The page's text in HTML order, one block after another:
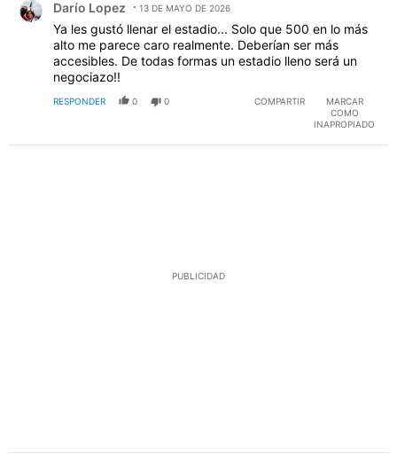
Darío Lopez 13 DE MAYO DE 2026
Ya les gustó llenar el estadio... Solo que 500 en lo más
alto me parece caro realmente. Deberían ser más
accesibles. De todas formas un estadio lleno será un
negociazo!!
RESPONDER 0 0 COMPARTIR
MARCAR
COMO
INAPROPIADO
PUBLICIDAD